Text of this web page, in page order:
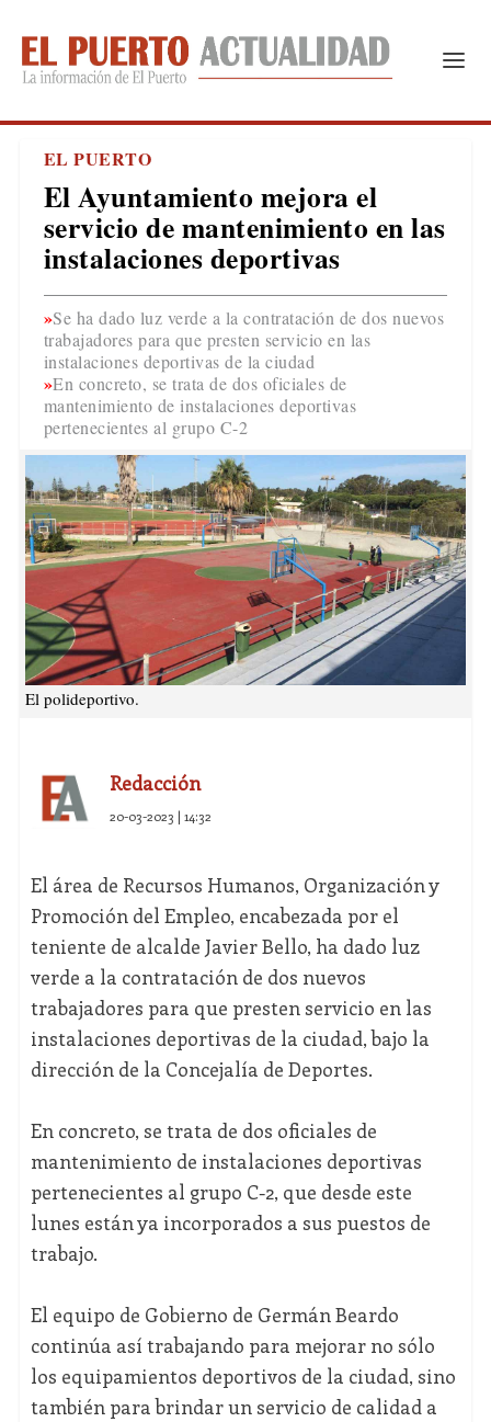
EL PUERTO
El Ayuntamiento mejora el
servicio de mantenimiento en las
instalaciones deportivas
Se ha dado luz verde a la contratación de dos nuevos
trabajadores para que presten servicio en las
instalaciones deportivas de la ciudad
En concreto, se trata de dos oficiales de
mantenimiento de instalaciones deportivas
pertenecientes al grupo C-2
El polideportivo.
Redacción
20-03-2023 | 14:32
El área de Recursos Humanos, Organización y
Promoción del Empleo, encabezada por el
teniente de alcalde Javier Bello, ha dado luz
verde a la contratación de dos nuevos
trabajadores para que presten servicio en las
instalaciones deportivas de la ciudad, bajo la
dirección de la Concejalía de Deportes.
En concreto, se trata de dos oficiales de
mantenimiento de instalaciones deportivas
pertenecientes al grupo C-2, que desde este
lunes están ya incorporados a sus puestos de
trabajo.
El equipo de Gobierno de Germán Beardo
continúa así trabajando para mejorar no sólo
los equipamientos deportivos de la ciudad, sino
también para brindar un servicio de calidad a